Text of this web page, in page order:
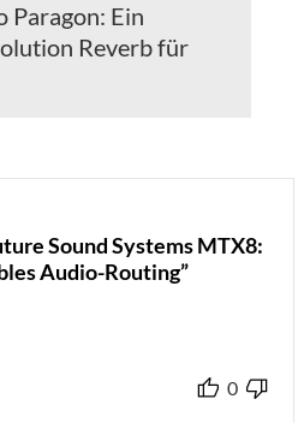
Paragon: Ein
Reverb für
Sound Systems MTX8:
Audio-Routing”
0